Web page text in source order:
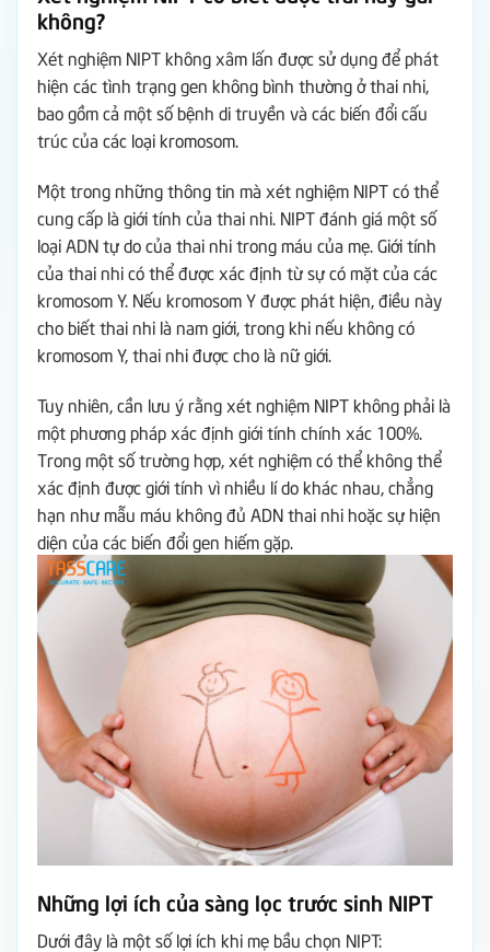
không?
Xét nghiệm NIPT không xâm lấn được sử dụng để phát
hiện các tình trạng gen không bình thường ở thai nhi,
bao gồm cả một số bệnh di truyền và các biến đổi cấu
trúc của các loại kromosom.
Một trong những thông tin mà xét nghiệm NIPT có thể
cung cấp là giới tính của thai nhi. NIPT đánh giá một số
loại ADN tự do của thai nhi trong máu của mẹ. Giới tính
của thai nhi có thể được xác định từ sự có mặt của các
kromosom Y. Nếu kromosom Y được phát hiện, điều này
cho biết thai nhi là nam giới, trong khi nếu không có
kromosom Y, thai nhi được cho là nữ giới.
Tuy nhiên, cần lưu ý rằng xét nghiệm NIPT không phải là
một phương pháp xác định giới tính chính xác 100%.
Trong một số trường hợp, xét nghiệm có thể không thể
xác định được giới tính vì nhiều lí do khác nhau, chẳng
hạn như mẫu máu không đủ ADN thai nhi hoặc sự hiện
diện của các biến đổi gen hiếm gặp.
Những lợi ích của sàng lọc trước sinh NIPT
Dưới đây là một số lợi ích khi mẹ bầu chọn NIPT: